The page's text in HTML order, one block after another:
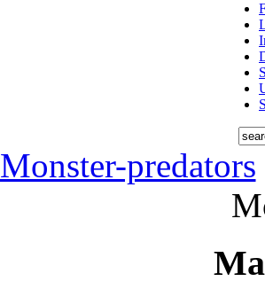
Monster-predators